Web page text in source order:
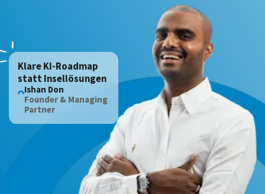
Klare KI-Roadmap
statt Insellösungen
Ishan Don
Founder & Managing
Partner